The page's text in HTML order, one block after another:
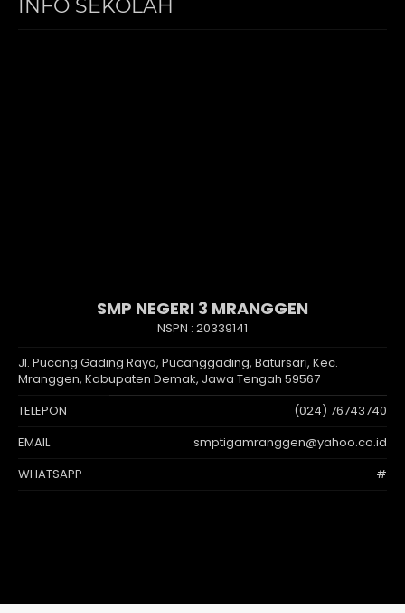
INFO SEKOLAH
SMP NEGERI 3 MRANGGEN
NSPN : 20339141
Jl. Pucang Gading Raya, Pucanggading, Batursari, Kec.
Mranggen, Kabupaten Demak, Jawa Tengah 59567
TELEPON
(024) 76743740
EMAIL
smptigamranggen@yahoo.co.id
WHATSAPP
#